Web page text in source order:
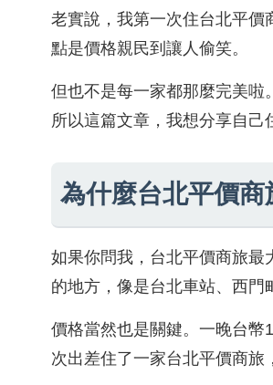
老實說，我第一次住台北平價
點是價格親民到讓人偷笑。
但也不是每一家都那麼完美啦
所以這篇文章，我想分享自己
為什麼台北平價商
如果你問我，台北平價商旅最
的地方，像是台北車站、西門
價格當然也是關鍵。一晚台幣
次出差住了一家台北平價商旅